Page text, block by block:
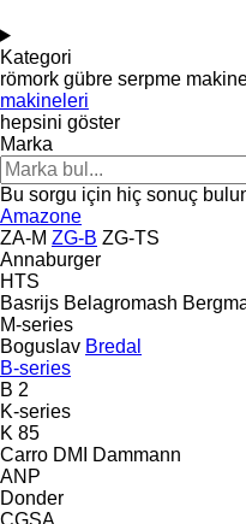
Kategori
römork gübre serpme
makineleri
hepsini göster
Marka
Bu sorgu için hiç sonuç
Amazone
ZA-M ZG-B ZG-TS
Annaburger
HTS
Basrijs Belagromash
M-series
Boguslav Bredal
B-series
B 2
K-series
K 85
Carro DMI
Dammann
ANP
Donder
CGSA